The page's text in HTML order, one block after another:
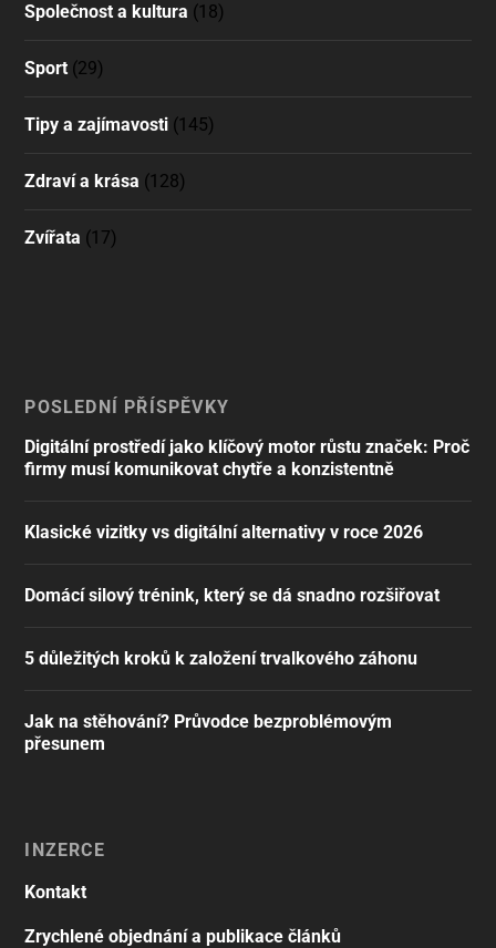
Společnost a kultura (18)
Sport (29)
Tipy a zajímavosti (145)
Zdraví a krása (128)
Zvířata (17)
POSLEDNÍ PŘÍSPĚVKY
Digitální prostředí jako klíčový motor růstu značek: Proč
firmy musí komunikovat chytře a konzistentně
Klasické vizitky vs digitální alternativy v roce 2026
Domácí silový trénink, který se dá snadno rozšiřovat
5 důležitých kroků k založení trvalkového záhonu
Jak na stěhování? Průvodce bezproblémovým
přesunem
INZERCE
Kontakt
Zrychlené objednání a publikace článků